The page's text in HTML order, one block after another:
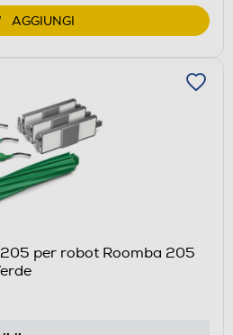
AGGIUNGI
205 per robot Roomba 205